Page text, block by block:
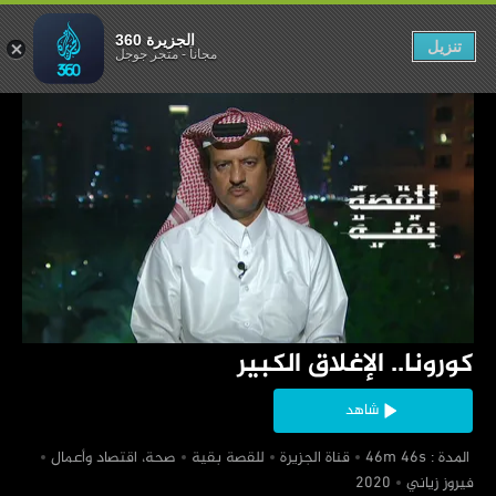
‏كورونا.. الإغلاق الكبير
شاهد
‏ المدة : 46m 46s
‏قناة الجزيرة ‏للقصة بقية
‏صحة، اقتصاد وأعمال
‏فيروز زياني
الإغلاق الكبير
الجزيرة 360
مجاناً-متجر جوجل تنزيل